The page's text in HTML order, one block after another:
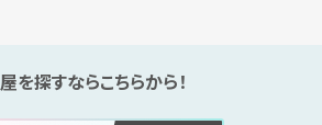
を探すならこちらから！